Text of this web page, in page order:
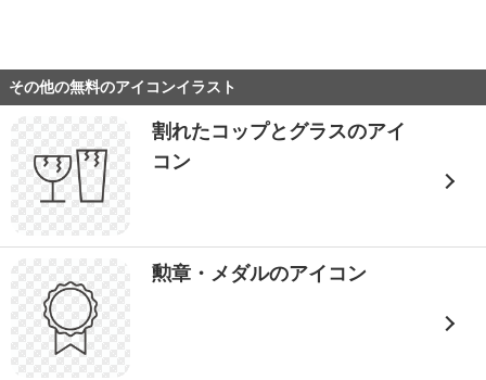
その他の無料のアイコンイラスト
割れたコップとグラスのアイ
コン
勲章・メダルのアイコン